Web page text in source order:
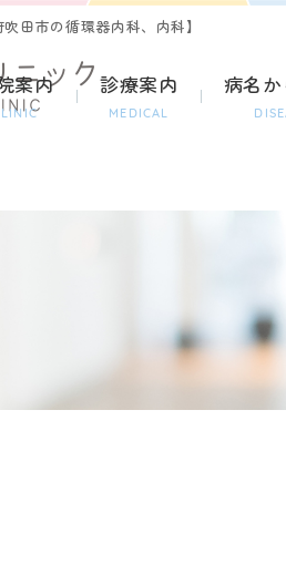
田市の循環器内科、内科】
案内 診療案内
MEDICAL
病名